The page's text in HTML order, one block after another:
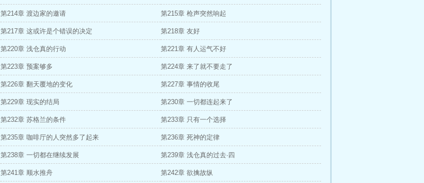
第214章 渡边家的邀请 第215章 枪声突然响起
第217章 这或许是个错误的决定 第218章 友好
第220章 浅仓真的行动 第221章 有人运气不好
第223章 预案够多 第224章 来了就不要走了
第226章 翻天覆地的变化 第227章 事情的收尾
第229章 现实的结局 第230章 一切都连起来了
第232章 苏格兰的条件 第233章 只有一个选择
第235章 咖啡厅的人突然多了起来 第236章 死神的定律
第238章 一切都在继续发展 第239章 浅仓真的过去·四
第241章 顺水推舟 第242章 欲擒故纵